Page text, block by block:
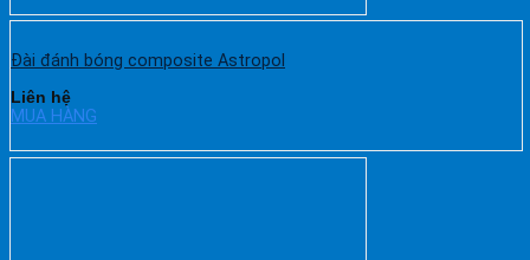
Đài đánh bóng composite Astropol
Liên hệ
MUA HÀNG